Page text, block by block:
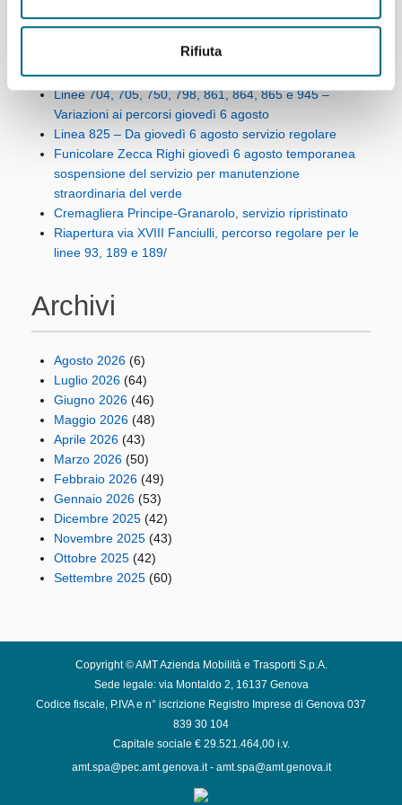
Rifiuta
Articoli recenti
Linee 704, 705, 750, 798, 861, 864, 865 e 945 –
Variazioni ai percorsi giovedì 6 agosto
Linea 825 – Da giovedì 6 agosto servizio regolare
Funicolare Zecca Righi giovedì 6 agosto temporanea
sospensione del servizio per manutenzione
straordinaria del verde
Cremagliera Principe-Granarolo, servizio ripristinato
Riapertura via XVIII Fanciulli, percorso regolare per le
linee 93, 189 e 189/
Archivi
Agosto 2026 (6)
Luglio 2026 (64)
Giugno 2026 (46)
Maggio 2026 (48)
Aprile 2026 (43)
Marzo 2026 (50)
Febbraio 2026 (49)
Gennaio 2026 (53)
Dicembre 2025 (42)
Novembre 2025 (43)
Ottobre 2025 (42)
Settembre 2025 (60)
Copyright © AMT Azienda Mobilità e Trasporti S.p.A.
Sede legale: via Montaldo 2, 16137 Genova
Codice fiscale, P.IVA e n° iscrizione Registro Imprese di Genova 037
839 30 104
Capitale sociale € 29.521.464,00 i.v.
amt.spa@pec.amt.genova.it- amt.spa@amt.genova.it